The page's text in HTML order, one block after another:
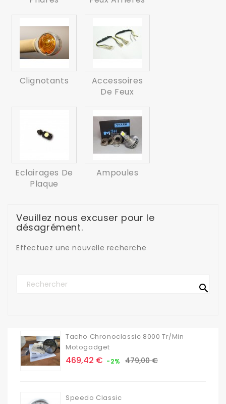
Clignotants
Accessoires
De Feux
Eclairages De
Plaque
Ampoules
Veuillez nous excuser pour le
désagrément.
Effectuez une nouvelle recherche

Tacho Chronoclassic 8000 Tr/min
Motogadget
Prix
469,42 € -2% Prix
479,00 €
Speedo Classic